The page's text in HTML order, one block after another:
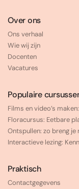
Over ons
Ons verhaal
Wie wij zijn
Docenten
Vacatures
Populaire
Films en video’s
Floracursus: Eetbare
Ontspullen: zo breng je
Interactieve lezing:
Praktisch
Contactgegevens